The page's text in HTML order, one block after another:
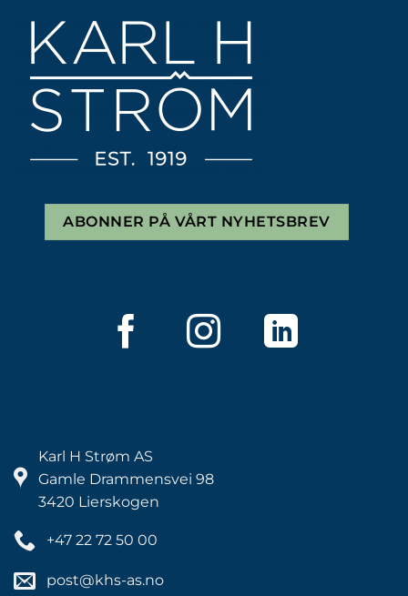
ABONNER PÅ VÅRT NYHETSBREV
Karl H Strøm AS
Gamle Drammensvei 98
3420 Lierskogen
+47 22 72 50 00
post@khs-as.no